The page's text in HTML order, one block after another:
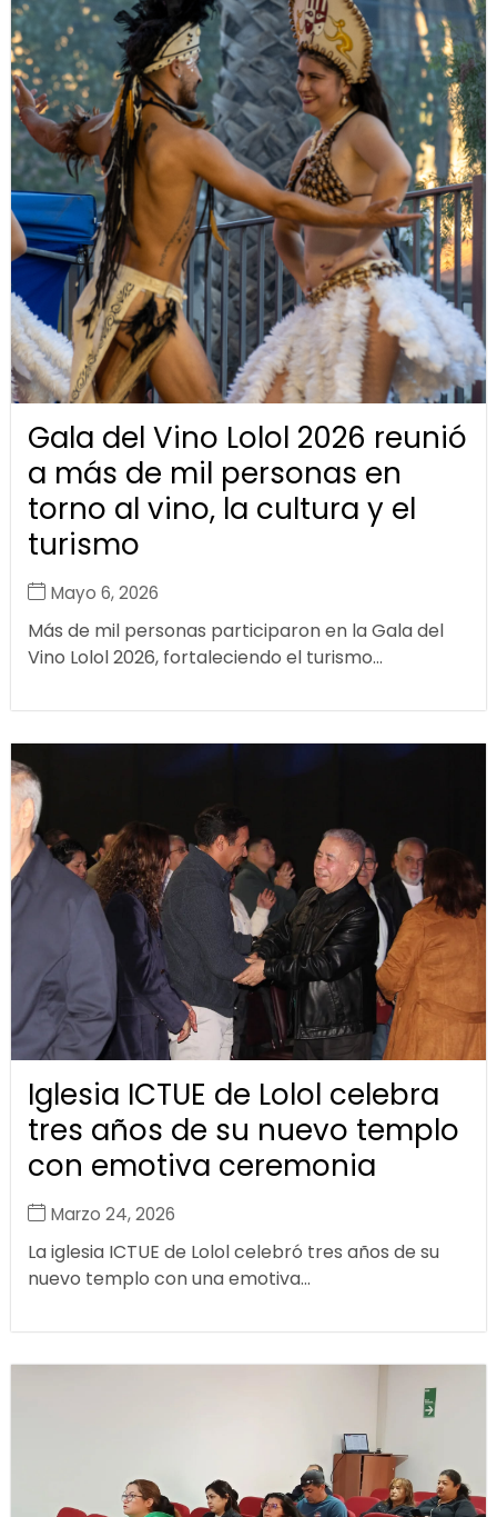
Gala del Vino Lolol 2026 reunió
a más de mil personas en
torno al vino, la cultura y el
turismo
Mayo 6, 2026
Más de mil personas participaron en la Gala del
Vino Lolol 2026, fortaleciendo el turismo...
Iglesia ICTUE de Lolol celebra
tres años de su nuevo templo
con emotiva ceremonia
Marzo 24, 2026
La iglesia ICTUE de Lolol celebró tres años de su
nuevo templo con una emotiva...